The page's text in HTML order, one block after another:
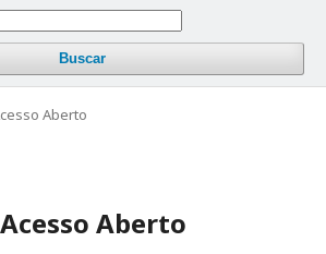
Buscar
Aberto
Aberto